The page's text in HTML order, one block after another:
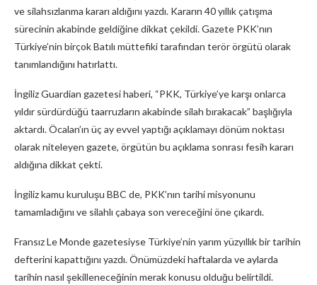
ve silahsızlanma kararı aldığını yazdı. Kararın 40 yıllık çatışma
sürecinin akabinde geldiğine dikkat çekildi. Gazete PKK’nın
Türkiye’nin birçok Batılı müttefiki tarafından terör örgütü olarak
tanımlandığını hatırlattı.
İngiliz Guardian gazetesi haberi, “PKK, Türkiye’ye karşı onlarca
yıldır sürdürdüğü taarruzların akabinde silah bırakacak” başlığıyla
aktardı. Öcalan’ın üç ay evvel yaptığı açıklamayı dönüm noktası
olarak niteleyen gazete, örgütün bu açıklama sonrası fesih kararı
aldığına dikkat çekti.
İngiliz kamu kuruluşu BBC de, PKK’nın tarihi misyonunu
tamamladığını ve silahlı çabaya son vereceğini öne çıkardı.
Fransız Le Monde gazetesiyse Türkiye’nin yarım yüzyıllık bir tarihin
defterini kapattığını yazdı. Önümüzdeki haftalarda ve aylarda
tarihin nasıl şekilleneceğinin merak konusu olduğu belirtildi.